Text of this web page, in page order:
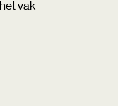
vak